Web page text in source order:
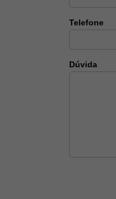
Telefone
Dúvida